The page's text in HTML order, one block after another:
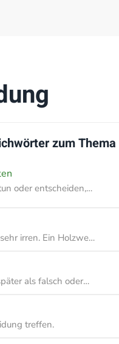
zum Thema
oder entscheiden,…
irren. Ein Holzwe…
als falsch oder…
treffen.